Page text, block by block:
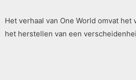
Het verhaal van One World omvat
het herstellen van een